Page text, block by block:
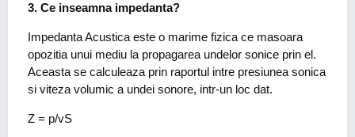
3. Ce inseamna impedanta?
Impedanta Acustica este o marime fizica ce masoara
opozitia unui mediu la propagarea undelor sonice prin el.
Aceasta se calculeaza prin raportul intre presiunea sonica
si viteza volumic a undei sonore, intr-un loc dat.
Z = p/vS